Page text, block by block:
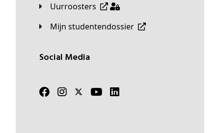
Uurroosters
Mijn studentendossier
Social Media